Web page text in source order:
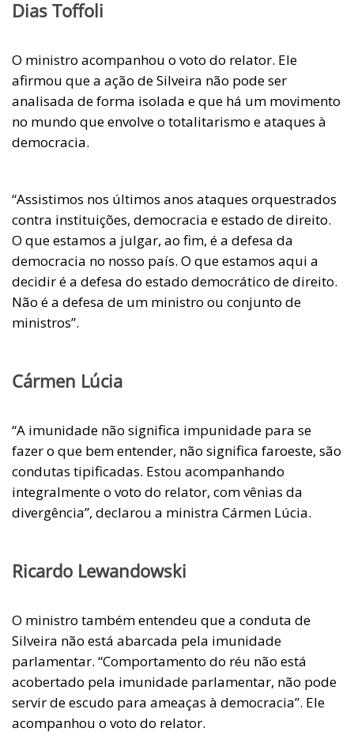
Dias Toffoli
O ministro acompanhou o voto do relator. Ele
afirmou que a ação de Silveira não pode ser
analisada de forma isolada e que há um movimento
no mundo que envolve o totalitarismo e ataques à
democracia.
“Assistimos nos últimos anos ataques orquestrados
contra instituições, democracia e estado de direito.
O que estamos a julgar, ao fim, é a defesa da
democracia no nosso país. O que estamos aqui a
decidir é a defesa do estado democrático de direito.
Não é a defesa de um ministro ou conjunto de
ministros”.
Cármen Lúcia
“A imunidade não significa impunidade para se
fazer o que bem entender, não significa faroeste, são
condutas tipificadas. Estou acompanhando
integralmente o voto do relator, com vênias da
divergência”, declarou a ministra Cármen Lúcia.
Ricardo Lewandowski
O ministro também entendeu que a conduta de
Silveira não está abarcada pela imunidade
parlamentar. “Comportamento do réu não está
acobertado pela imunidade parlamentar, não pode
servir de escudo para ameaças à democracia”. Ele
acompanhou o voto do relator.